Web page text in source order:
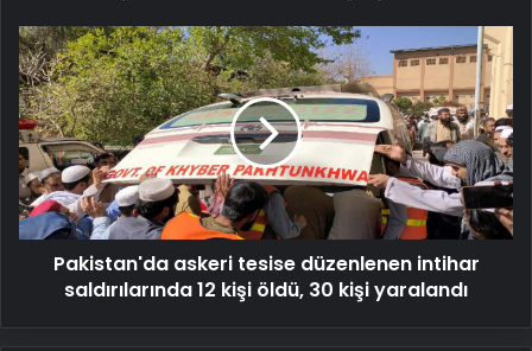
Pakistan'da
askeri
tesise
düzenlenen
intihar
saldırılarında
12
kişi
öldü,
Pakistan'da askeri tesise düzenlenen intihar
saldırılarında 12 kişi öldü, 30 kişi yaralandı